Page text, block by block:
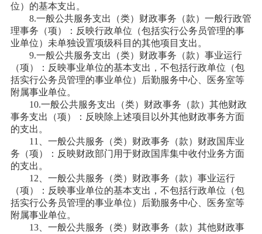
位）的基本支出。
8.一般公共服务支出（类）财政事务（款）一般行政管
理事务（项）：反映行政单位（包括实行公务员管理的事
业单位）未单独设置项级科目的其他项目支出。
9.一般公共服务支出（类）财政事务（款）事业运行
（项）：反映事业单位的基本支出，不包括行政单位（包
括实行公务员管理的事业单位）后勤服务中心、医务室等
附属事业单位。
10.一般公共服务支出（类）财政事务（款）其他财政
事务支出（项）：反映除上述项目以外其他财政事务方面
的支出。
11、一般公共服务（类）财政事务（款）财政国库业
务（项）：反映财政部门用于财政国库集中收付业务方面
的支出。
12、一般公共服务（类）财政事务（款）事业运行
（项）：反映事业单位的基本支出，不包括行政单位（包
括实行公务员管理的事业单位）后勤服务中心、医务室等
附属事业单位。
13、一般公共服务（类）财政事务（款）其他财政事